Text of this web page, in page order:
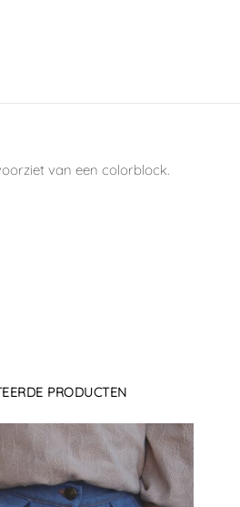
van een colorblock.
PRODUCTEN